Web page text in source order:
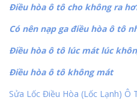
Điều hòa ô tô cho không ra
Có nên nạp ga điều hòa ô tô
Điều hòa ô tô lúc mát lúc
Điều hòa ô tô không mát
Sửa Lốc Điều Hòa (Lốc Lạnh) Ô